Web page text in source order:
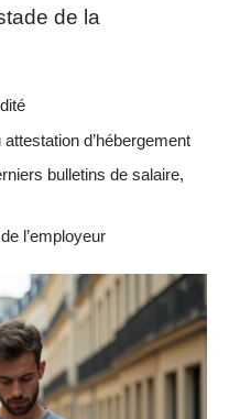
de la
d’hébergement
bulletins de salaire,
l’employeur